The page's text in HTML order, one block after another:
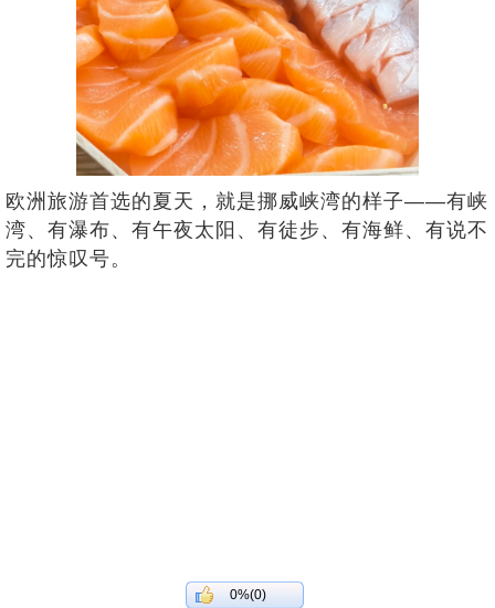
欧洲旅游首选的夏天，就是挪威峡湾的样子——有峡
湾、有瀑布、有午夜太阳、有徒步、有海鲜、有说不
完的惊叹号。
0%(0)